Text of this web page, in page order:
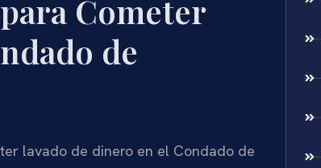
Cometer
de
lavado de dinero en el Condado de